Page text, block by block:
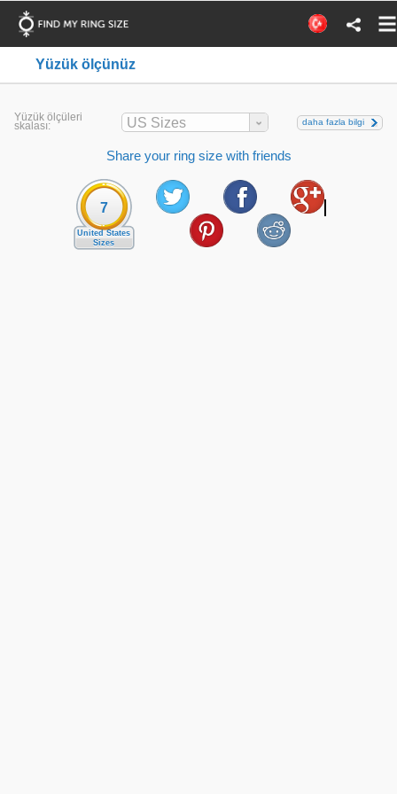
Yüzük ölçünüz
Yüzük ölçüleri
skalası: US Sizes daha fazla bilgi
Share your ring size with friends
7
United States
Sizes